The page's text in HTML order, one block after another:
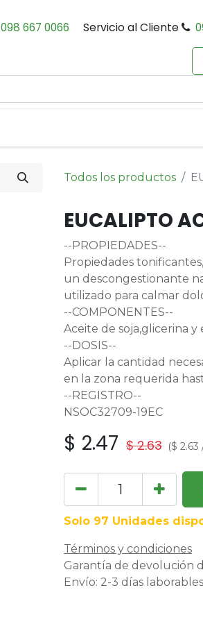
098 667 0066 Servicio al Cliente
Todos los productos
EUCALIPTO
--PROPIEDADES--
Propiedades
un descongestionante
utilizado para calmar
--COMPONENTES--
Aceite de soja,glicerina
--DOSIS--
Aplicar la cantidad
en la zona requerida
--REGISTRO--
NSOC32709-19EC
$ 2.47 $2.63 ($ 2.63
Solo 97 Unidades
Términos y condiciones
Garantía de devolución
Envío: 2-3 días laborables